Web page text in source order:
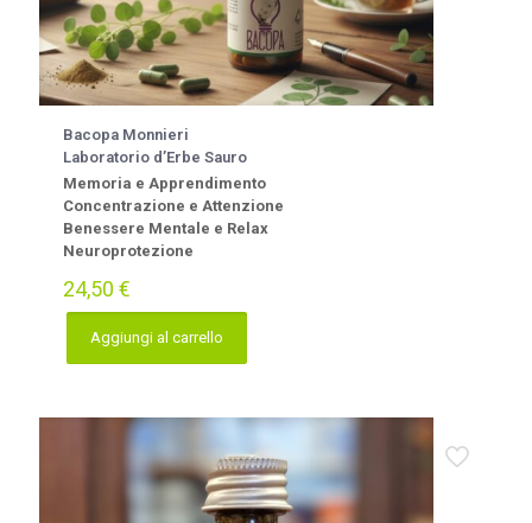
Bacopa Monnieri
Laboratorio d’Erbe Sauro
Memoria e Apprendimento
Concentrazione e Attenzione
Benessere Mentale e Relax
Neuroprotezione
24,50 €
Aggiungi al carrello